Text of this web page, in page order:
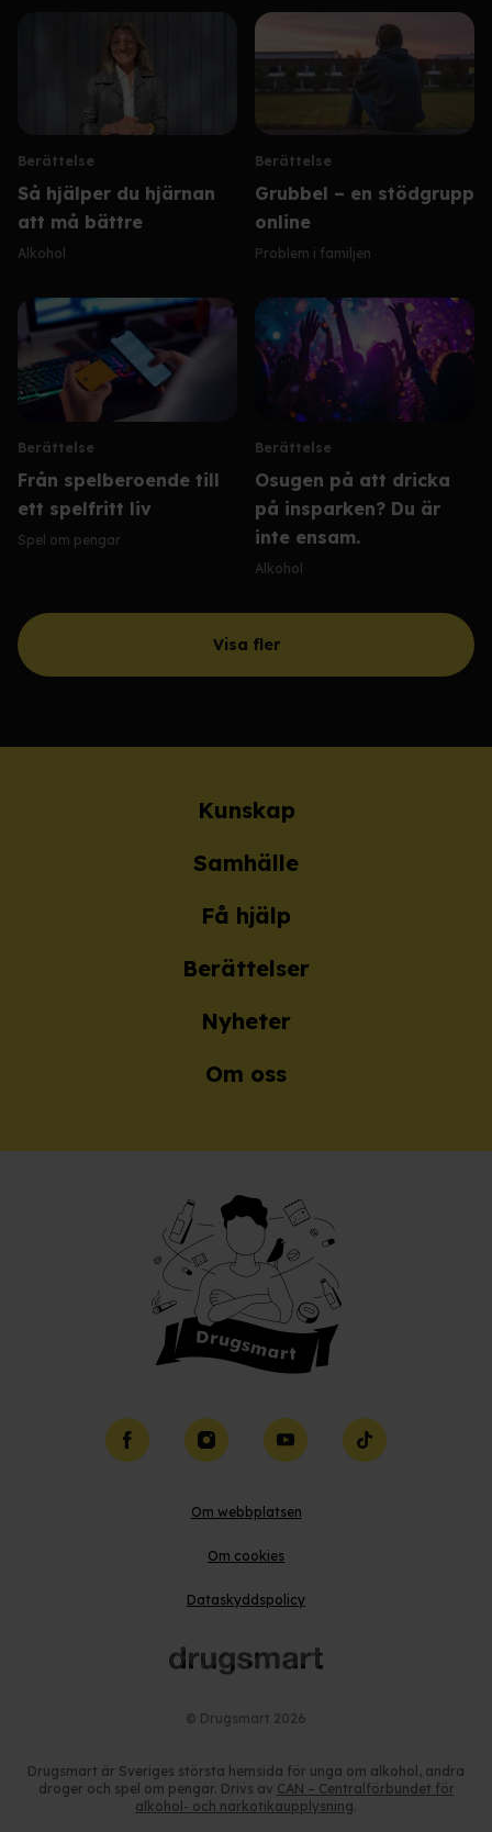
Berättelse
Så hjälper du hjärnan
att må bättre
Alkohol
Berättelse
Grubbel – en stödgrupp
online
Problem i familjen
Berättelse
Från spelberoende till
ett spelfritt liv
Spel om pengar
Berättelse
Osugen på att dricka
på insparken? Du är
inte ensam.
Alkohol
Visa fler
Kunskap
Samhälle
Få hjälp
Berättelser
Nyheter
Om oss
FacebookInstagramYouTube TikTok
Om webbplatsen
Om cookies
Dataskyddspolicy
© Drugsmart 2026
Drugsmart är Sveriges största hemsida för unga om alkohol, andra
droger och spel om pengar. Drivs av CAN – Centralförbundet för
alkohol- och narkotikaupplysning.